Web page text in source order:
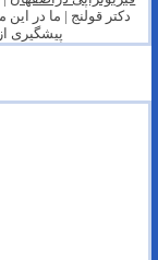
دکتر قولنج | ما در
پیشگیری